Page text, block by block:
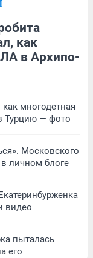
как
в Архипо-
многодетная
Турцию — фото
Московского
личном блоге
видео
пыталась
его